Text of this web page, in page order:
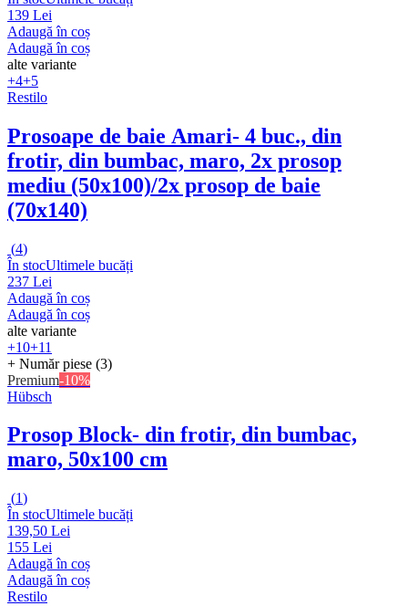
139 Lei
Adaugă în coș
Adaugă în coș
alte variante
+4+5
Restilo
Prosoape de baie Amari- 4 buc., din
frotir, din bumbac, maro, 2x prosop
mediu (50x100)/2x prosop de baie
(70x140)
(4)
În stocUltimele bucăți
237 Lei
Adaugă în coș
Adaugă în coș
alte variante
+10+11
+ Număr piese (3)
Premium-10%
Hübsch
Prosop Block- din frotir, din bumbac,
maro, 50x100 cm
(1)
În stocUltimele bucăți
139,50 Lei
155 Lei
Adaugă în coș
Adaugă în coș
Restilo